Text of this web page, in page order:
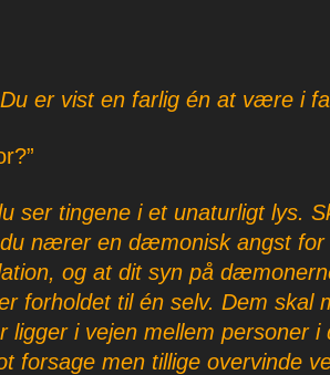
er vist en farlig én at være i
ser tingene i et unaturligt lys.
nærer en dæmonisk angst
og at dit syn på
forholdet til én selv. Dem skal
ligger i vejen mellem personer
forsage men tillige overvinde